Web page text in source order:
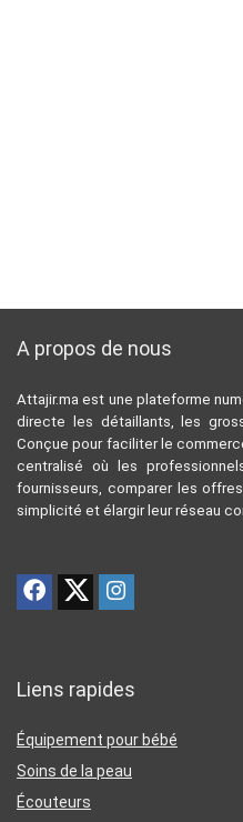
A propos de nous
Attajir.ma est une plateforme
directe les détaillants, les
Conçue pour faciliter le
centralisé où les
fournisseurs, comparer les
simplicité et élargir leur réseau
Liens rapides
Équipement pour bébé
Soins de la peau
Écouteurs